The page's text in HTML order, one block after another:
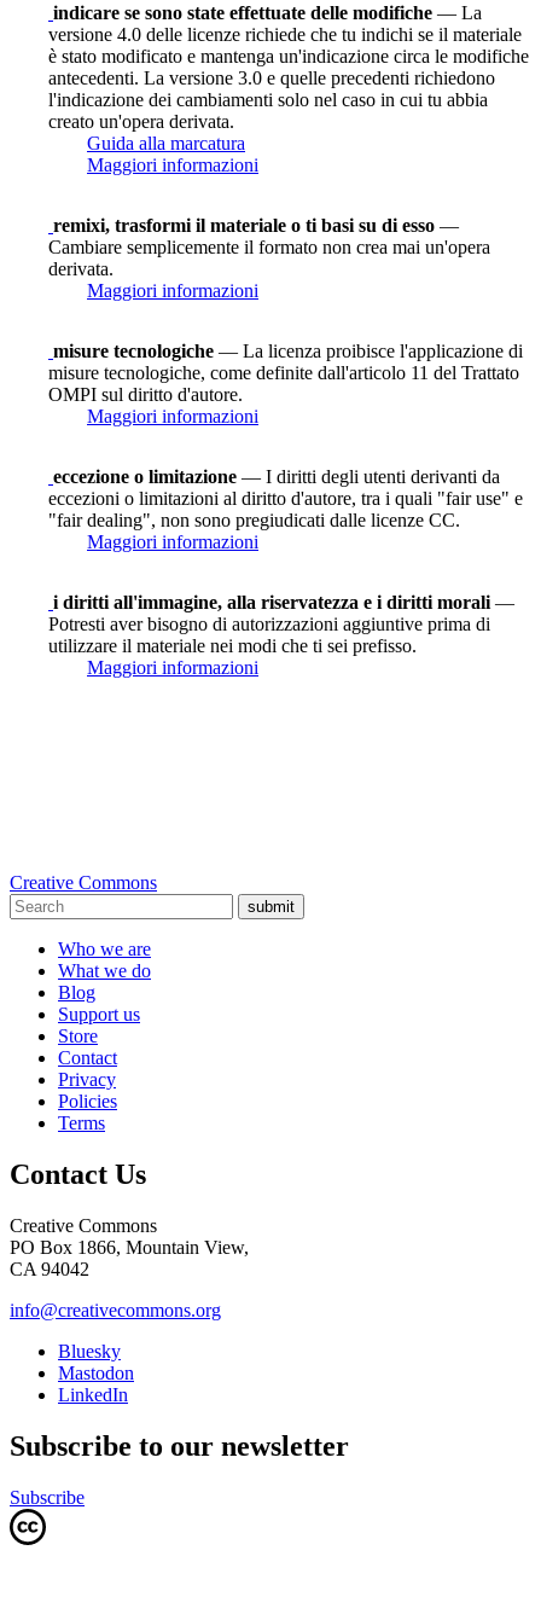
indicare se sono state effettuate delle modifiche — La
versione 4.0 delle licenze richiede che tu indichi se il materiale
è stato modificato e mantenga un'indicazione circa le modifiche
antecedenti. La versione 3.0 e quelle precedenti richiedono
l'indicazione dei cambiamenti solo nel caso in cui tu abbia
creato un'opera derivata.
Guida alla marcatura
Maggiori informazioni
remixi, trasformi il materiale o ti basi su di esso —
Cambiare semplicemente il formato non crea mai un'opera
derivata.
Maggiori informazioni
misure tecnologiche — La licenza proibisce l'applicazione di
misure tecnologiche, come definite dall'articolo 11 del Trattato
OMPI sul diritto d'autore.
Maggiori informazioni
eccezione o limitazione — I diritti degli utenti derivanti da
eccezioni o limitazioni al diritto d'autore, tra i quali "fair use" e
"fair dealing", non sono pregiudicati dalle licenze CC.
Maggiori informazioni
i diritti all'immagine, alla riservatezza e i diritti morali —
Potresti aver bisogno di autorizzazioni aggiuntive prima di
utilizzare il materiale nei modi che ti sei prefisso.
Maggiori informazioni
Creative Commons
submit
Who we are
What we do
Blog
Support us
Store
Contact
Privacy
Policies
Terms
Contact Us
Creative Commons
PO Box 1866, Mountain View,
CA 94042
info@creativecommons.org
Bluesky
Mastodon
LinkedIn
Subscribe to our newsletter
Subscribe